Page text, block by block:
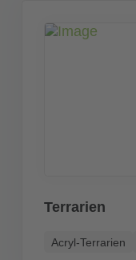
Terrarien
Acryl-Terrarien